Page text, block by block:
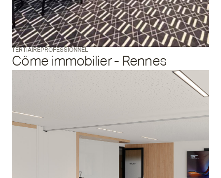
TERTIAIREPROFESSIONNEL
Côme immobilier - Rennes